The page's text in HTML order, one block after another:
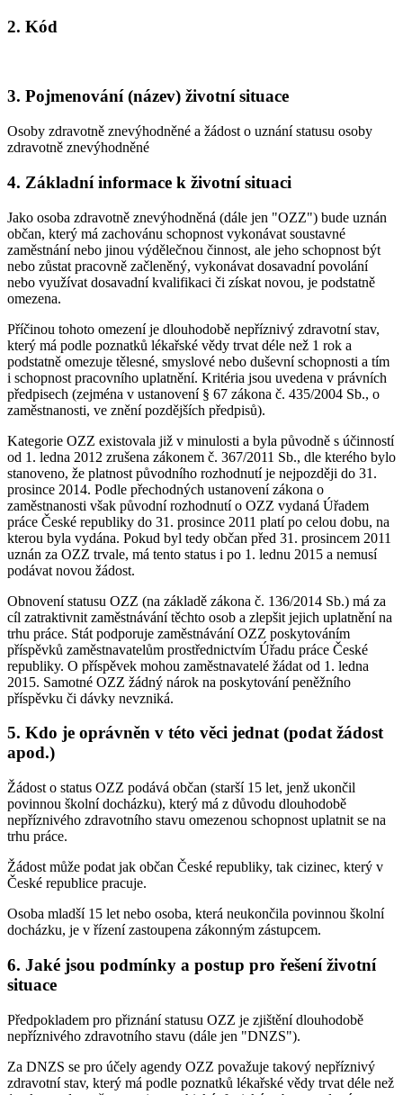
2. Kód
3. Pojmenování (název) životní situace
Osoby zdravotně znevýhodněné a žádost o uznání statusu osoby
zdravotně znevýhodněné
4. Základní informace k životní situaci
Jako osoba zdravotně znevýhodněná (dále jen "OZZ") bude uznán
občan, který má zachovánu schopnost vykonávat soustavné
zaměstnání nebo jinou výdělečnou činnost, ale jeho schopnost být
nebo zůstat pracovně začleněný, vykonávat dosavadní povolání
nebo využívat dosavadní kvalifikaci či získat novou, je podstatně
omezena.
Příčinou tohoto omezení je dlouhodobě nepříznivý zdravotní stav,
který má podle poznatků lékařské vědy trvat déle než 1 rok a
podstatně omezuje tělesné, smyslové nebo duševní schopnosti a tím
i schopnost pracovního uplatnění. Kritéria jsou uvedena v právních
předpisech (zejména v ustanovení § 67 zákona č. 435/2004 Sb., o
zaměstnanosti, ve znění pozdějších předpisů).
Kategorie OZZ existovala již v minulosti a byla původně s účinností
od 1. ledna 2012 zrušena zákonem č. 367/2011 Sb., dle kterého bylo
stanoveno, že platnost původního rozhodnutí je nejpozději do 31.
prosince 2014. Podle přechodných ustanovení zákona o
zaměstnanosti však původní rozhodnutí o OZZ vydaná Úřadem
práce České republiky do 31. prosince 2011 platí po celou dobu, na
kterou byla vydána. Pokud byl tedy občan před 31. prosincem 2011
uznán za OZZ trvale, má tento status i po 1. lednu 2015 a nemusí
podávat novou žádost.
Obnovení statusu OZZ (na základě zákona č. 136/2014 Sb.) má za
cíl zatraktivnit zaměstnávání těchto osob a zlepšit jejich uplatnění na
trhu práce. Stát podporuje zaměstnávání OZZ poskytováním
příspěvků zaměstnavatelům prostřednictvím Úřadu práce České
republiky. O příspěvek mohou zaměstnavatelé žádat od 1. ledna
2015. Samotné OZZ žádný nárok na poskytování peněžního
příspěvku či dávky nevzniká.
5. Kdo je oprávněn v této věci jednat (podat žádost
apod.)
Žádost o status OZZ podává občan (starší 15 let, jenž ukončil
povinnou školní docházku), který má z důvodu dlouhodobě
nepříznivého zdravotního stavu omezenou schopnost uplatnit se na
trhu práce.
Žádost může podat jak občan České republiky, tak cizinec, který v
České republice pracuje.
Osoba mladší 15 let nebo osoba, která neukončila povinnou školní
docházku, je v řízení zastoupena zákonným zástupcem.
6. Jaké jsou podmínky a postup pro řešení životní
situace
Předpokladem pro přiznání statusu OZZ je zjištění dlouhodobě
nepříznivého zdravotního stavu (dále jen "DNZS").
Za DNZS se pro účely agendy OZZ považuje takový nepříznivý
zdravotní stav, který má podle poznatků lékařské vědy trvat déle než